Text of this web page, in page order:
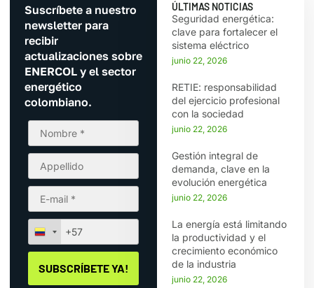
Suscríbete a nuestro
newsletter para
recibir
actualizaciones sobre
ENERCOL y el sector
energético
colombiano.
ÚLTIMAS NOTICIAS
Seguridad energética:
clave para fortalecer el
sistema eléctrico
junio 22, 2026
RETIE: responsabilidad
del ejercicio profesional
con la sociedad
junio 22, 2026
Gestión integral de
demanda, clave en la
evolución energética
junio 22, 2026
La energía está limitando
la productividad y el
crecimiento económico
de la industria
junio 22, 2026